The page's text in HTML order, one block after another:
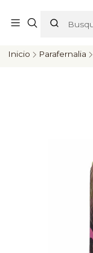
Inicio Parafernalia